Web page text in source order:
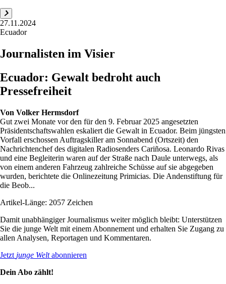
27.11.2024
Ecuador
Journalisten im Visier
Ecuador: Gewalt bedroht auch
Pressefreiheit
Von Volker Hermsdorf
Gut zwei Monate vor den für den 9. Februar 2025 angesetzten
Präsidentschaftswahlen eskaliert die Gewalt in Ecuador. Beim jüngsten
Vorfall erschossen Auftragskiller am Sonnabend (Ortszeit) den
Nachrichtenchef des digitalen Radiosenders Cariñosa. Leonardo Rivas
und eine Begleiterin waren auf der Straße nach Daule unterwegs, als
von einem anderen Fahrzeug zahlreiche Schüsse auf sie abgegeben
wurden, berichtete die Onlinezeitung Primicias. Die Andenstiftung für
die Beob...
Artikel-Länge: 2057 Zeichen
Damit unabhängiger Journalismus weiter möglich bleibt: Unterstützen
Sie die junge Welt mit einem Abonnement und erhalten Sie Zugang zu
allen Analysen, Reportagen und Kommentaren.
Jetzt junge Weltabonnieren
Dein Abo zählt!